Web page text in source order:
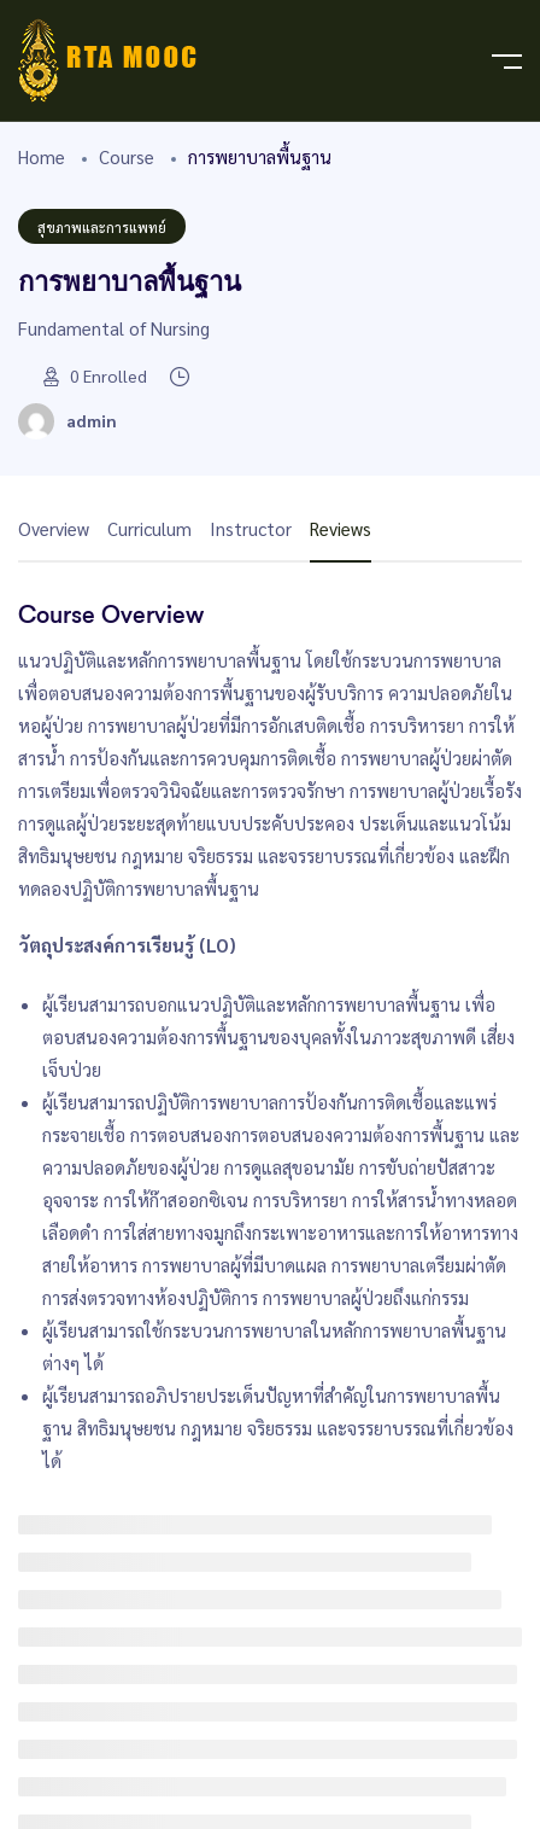
Home Course การพยาบาลพื้นฐาน
สุขภาพและการแพทย์
การพยาบาลพื้นฐาน
Fundamental of Nursing
0 Enrolled
admin
Overview Curriculum Instructor Reviews
Course Overview
แนวปฏิบัติและหลักการพยาบาลพื้นฐาน โดยใช้กระบวนการพยาบาล
เพื่อตอบสนองความต้องการพื้นฐานของผู้รับบริการ ความปลอดภัยใน
หอผู้ป่วย การพยาบาลผู้ป่วยที่มีการอักเสบติดเชื้อ การบริหารยา การให้
สารน้ำ การป้องกันและการควบคุมการติดเชื้อ การพยาบาลผู้ป่วยผ่าตัด
การเตรียมเพื่อตรวจวินิจฉัยและการตรวจรักษา การพยาบาลผู้ป่วยเรื้อรัง
การดูแลผู้ป่วยระยะสุดท้ายแบบประคับประคอง ประเด็นและแนวโน้ม
สิทธิมนุษยชน กฎหมาย จริยธรรม และจรรยาบรรณที่เกี่ยวข้อง และฝึก
ทดลองปฏิบัติการพยาบาลพื้นฐาน
วัตถุประสงค์การเรียนรู้ (LO)
ผู้เรียนสามารถบอกแนวปฏิบัติและหลักการพยาบาลพื้นฐาน เพื่อ
ตอบสนองความต้องการพื้นฐานของบุคลทั้งในภาวะสุขภาพดี เสี่ยง
เจ็บป่วย
ผู้เรียนสามารถปฏิบัติการพยาบาลการป้องกันการติดเชื้อและแพร่
กระจายเชื้อ การตอบสนองการตอบสนองความต้องการพื้นฐาน และ
ความปลอดภัยของผู้ป่วย การดูแลสุขอนามัย การขับถ่ายปัสสาวะ
อุจจาระ การให้ก๊าสออกซิเจน การบริหารยา การให้สารน้ำทางหลอด
เลือดดำ การใส่สายทางจมูกถึงกระเพาะอาหารและการให้อาหารทาง
สายให้อาหาร การพยาบาลผู้ที่มีบาดแผล การพยาบาลเตรียมผ่าตัด
การส่งตรวจทางห้องปฏิบัติการ การพยาบาลผู้ป่วยถึงแก่กรรม
ผู้เรียนสามารถใช้กระบวนการพยาบาลในหลักการพยาบาลพื้นฐาน
ต่างๆ ได้
ผู้เรียนสามารถอภิปรายประเด็นปัญหาที่สำคัญในการพยาบาลพื้น
ฐาน สิทธิมนุษยชน กฎหมาย จริยธรรม และจรรยาบรรณที่เกี่ยวข้อง
ได้